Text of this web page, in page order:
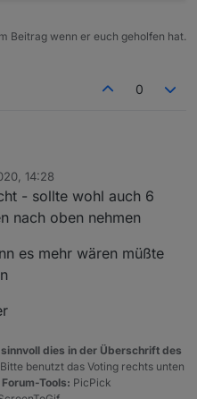
Beitrag wenn er euch geholfen hat.
0
Widgets verwendet
die json1 anpassen um Bilder
14:28
- sollte wohl auch 6
nach oben nehmen
es mehr wären müßte
dies in der Überschrift des
Bitte benutzt das Voting rechts unten
Forum-Tools: PicPick